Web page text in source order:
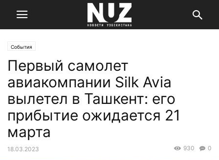
События
Первый самолет
авиакомпании Silk Avia
вылетел в Ташкент: его
прибытие ожидается 21
марта
18.03.2023 0
930